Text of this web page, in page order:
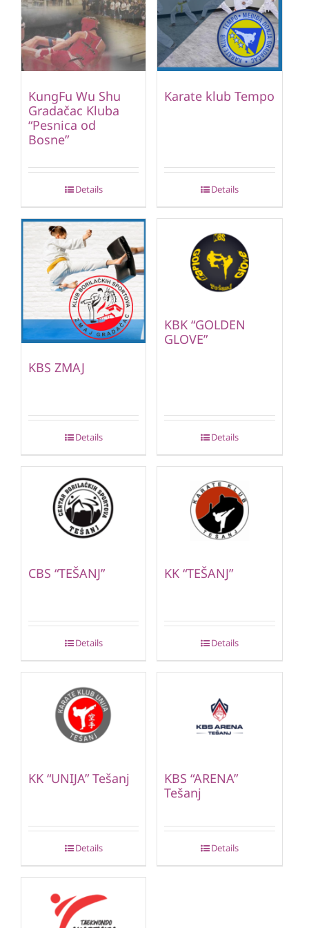
KungFu Wu Shu
Gradačac Kluba
“Pesnica od
Bosne”
Details
Karate klub Tempo
Details
KBS ZMAJ
Details
KBK “GOLDEN
GLOVE”
Details
CBS “TEŠANJ”
Details
KK “TEŠANJ”
Details
KK “UNIJA” Tešanj
Details
KBS “ARENA”
Tešanj
Details